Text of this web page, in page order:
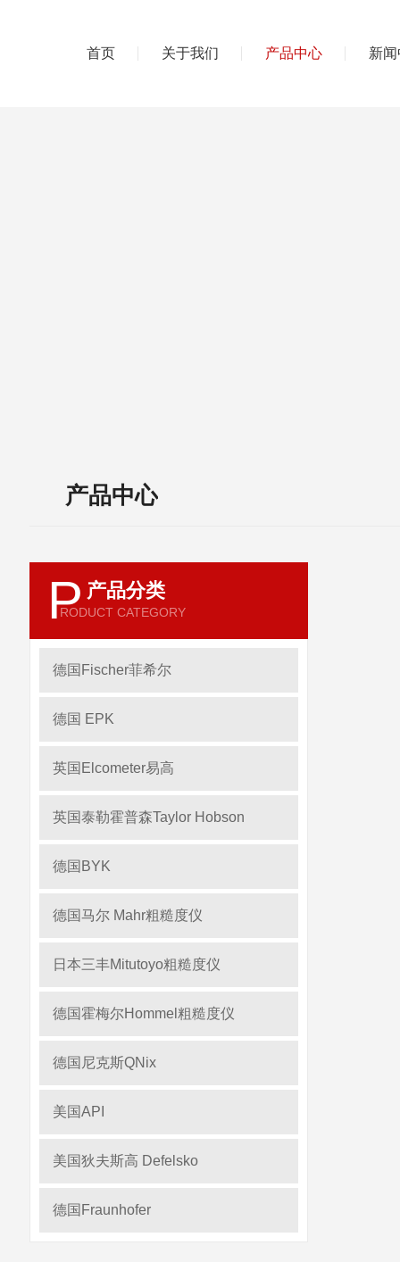
首页 关于我们 产品中心 新
产品中心
P 产品分类
RODUCT CATEGORY
德国Fischer菲希尔
德国 EPK
英国Elcometer易高
英国泰勒霍普森Taylor Hobson
德国BYK
德国马尔 Mahr粗糙度仪
日本三丰Mitutoyo粗糙度仪
德国霍梅尔Hommel粗糙度仪
德国尼克斯QNix
美国API
美国狄夫斯高 Defelsko
德国Fraunhofer